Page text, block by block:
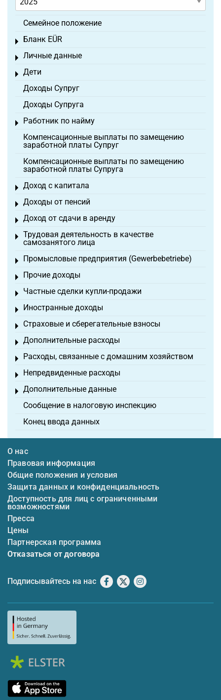
Семейное положение
Бланк EÜR
Toggle menu
Личные данные
Toggle menu
Дети
Toggle menu
Доходы Супруг
Доходы Супруга
Работник по найму
Toggle menu
Компенсационные выплаты по замещению
заработной платы Супруг
Компенсационные выплаты по замещению
заработной платы Супруга
Доход с капитала
Toggle menu
Доходы от пенсий
Toggle menu
Доход от сдачи в аренду
Toggle menu
Трудовая деятельность в качестве
самозанятого лица
Toggle menu
Промысловые предприятия (Gewerbebetriebe)
Toggle menu
Прочие доходы
Toggle menu
Частные сделки купли-продажи
Toggle menu
Иностранные доходы
Toggle menu
Страховые и сберегательные взносы
Toggle menu
Дополнительные расходы
Toggle menu
Расходы, связанные с домашним хозяйством
Toggle menu
Непредвиденные расходы
Toggle menu
Дополнительные данные
Toggle menu
Сообщение в налоговую инспекцию
Конец ввода данных
О нас
Правовая информация
Общие положения и условия
Защита данных и конфиденциальность
Доступность для лиц с ограниченными
возможностями
Пресса
Цены
Партнерская программа
Отказаться от договора
Подписывайтесь на нас Facebook
X Instagram